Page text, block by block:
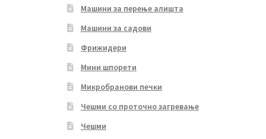
Машини за перење алишта
Машини за садови
Фрижидери
Мини шпорети
Микробранови печки
Чешми со проточно загревање
Чешми